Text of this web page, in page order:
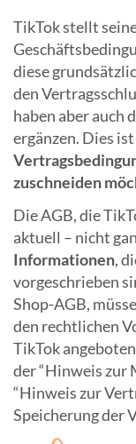
TikTok stellt
diese
den
haben aber auch
ergänzen. Dies ist
zuschneiden
Die AGB, die
aktuell – nicht
Informationen,
vorgeschrieben
Shop-AGB,
den rechtlichen
TikTok
der “Hinweis zur
“Hinweis zur
Speicherung der